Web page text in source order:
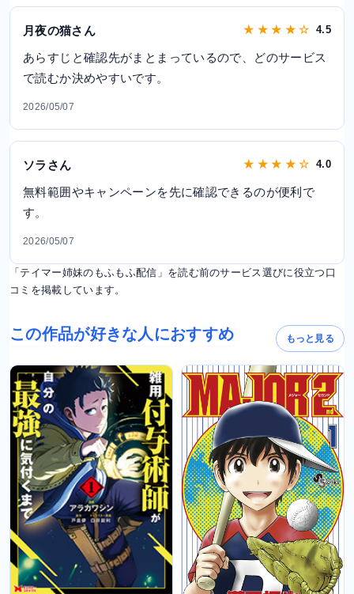
月夜の猫さん ★ ★ ★ ★ ☆ 4.5
あらすじと確認先がまとまっているので、どのサービス
で読むか決めやすいです。
2026/05/07
ソラさん ★ ★ ★ ★ ☆ 4.0
無料範囲やキャンペーンを先に確認できるのが便利で
す。
2026/05/07
「テイマー姉妹のもふもふ配信」を読む前のサービス選びに役立つ口
コミを掲載しています。
この作品が好きな人におすすめ もっと見る